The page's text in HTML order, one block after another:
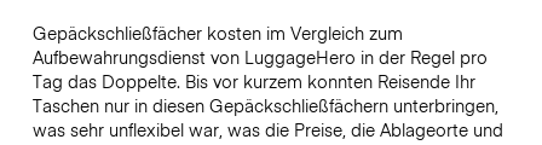
Gepäckschließfächer kosten im Vergleich zum
Aufbewahrungsdienst von LuggageHero in der Regel pro
Tag das Doppelte. Bis vor kurzem konnten Reisende Ihr
Taschen nur in diesen Gepäckschließfächern unterbringen,
was sehr unflexibel war, was die Preise, die Ablageorte und